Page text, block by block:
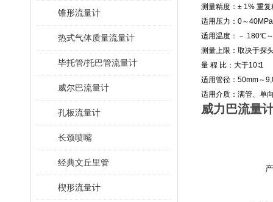
锥形流量计
热式气体质量流量计
毕托管/托巴管流量计
威尔巴流量计
孔板流量计
长颈喷嘴
经典文丘里管
楔形流量计
测量精度：± 1% 重
适用压力：0～40MPa
适用温度：－ 180℃
测量上限：取决于探
量 程 比：大于10∶1
适用管径：50mm～
适用介质：满管、单
威力巴流量